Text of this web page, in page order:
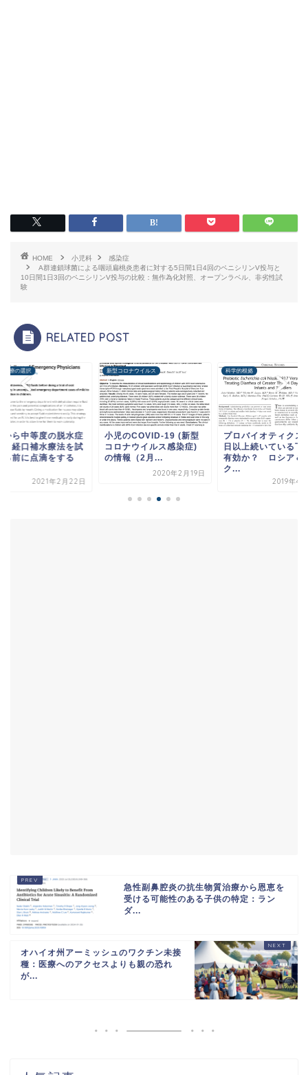
HOME 小児科
感染症
A群連鎖球菌による咽頭扁桃炎患者に対する5日間1日4回のペニシリンV投与と
10日間1日3回のペニシリンV投与の比較：無作為化対照、オープンラベル、非劣性試
験
RELATED POST
医療の選択
から中等度の脱水症
、経口補水療法を試
る前に点滴をする
2021年2月22日
新型コロナウイルス
小児のCOVID-19 (新型
コロナウイルス感染症)
の情報（2月...
2020年2月19日
科学的根拠
プロバイオティクス
日以上続いている下
有効か？ ロシア＆
ク...
2019年4
急性副鼻腔炎の抗生物質治療から恩恵を
受ける可能性のある子供の特定：ラン
ダ...
オハイオ州アーミッシュのワクチン未接
種：医療へのアクセスよりも親の恐れ
が...